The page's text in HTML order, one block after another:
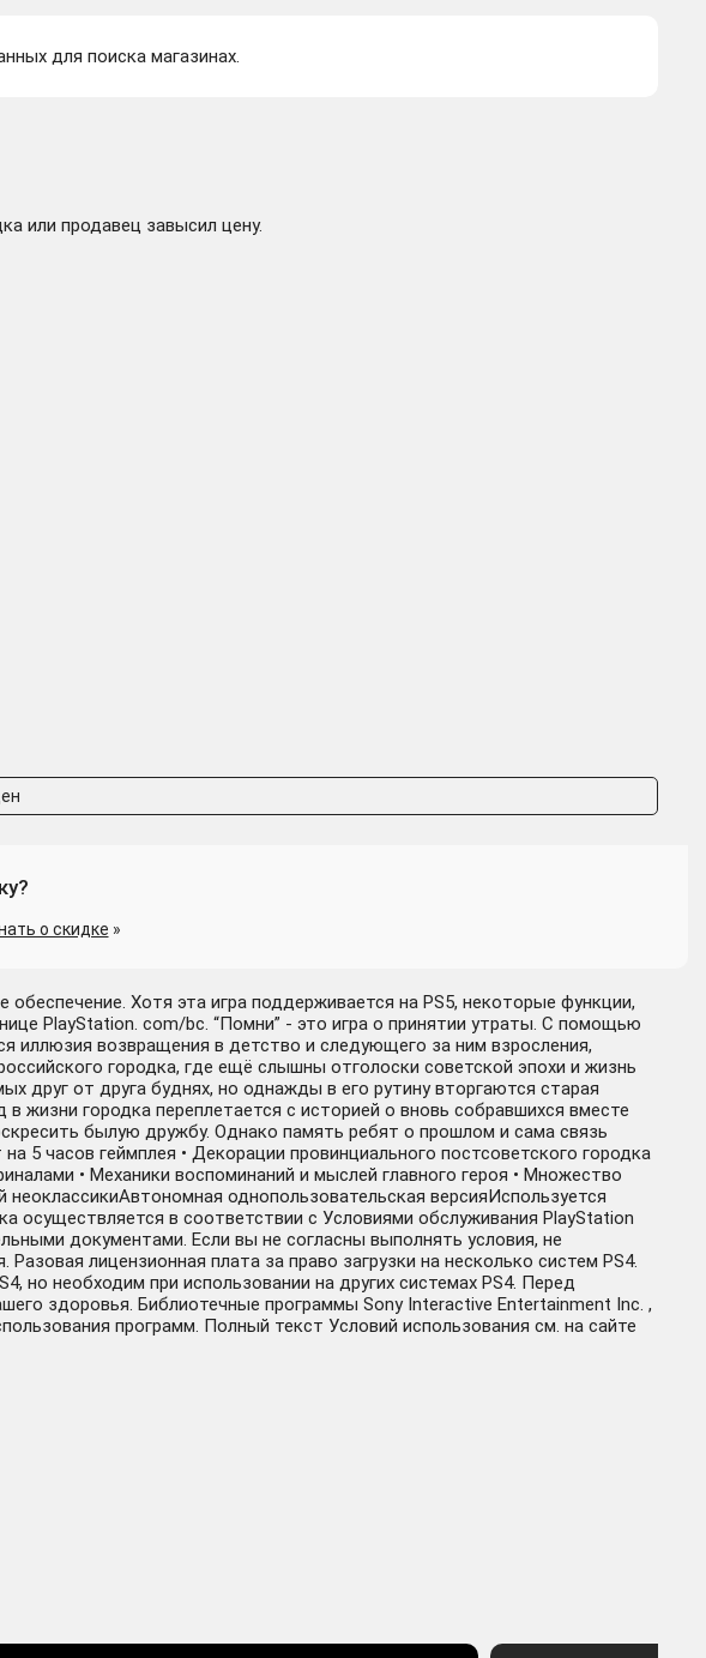
для поиска магазинах.
или продавец завысил цену.
о скидке »
Хотя эта игра поддерживается на PS5, некоторые функции,
PlayStation. com/bc. “Помни” - это игра о принятии утраты. С помощью
иллюзия возвращения в детство и следующего за ним взросления,
городка, где ещё слышны отголоски советской эпохи и жизнь
друг от друга буднях, но однажды в его рутину вторгаются старая
жизни городка переплетается с историей о вновь собравшихся вместе
былую дружбу. Однако память ребят о прошлом и сама связь
5 часов геймплея • Декорации провинциального постсоветского городка
• Механики воспоминаний и мыслей главного героя • Множество
однопользовательская версияИспользуется
осуществляется в соответствии с Условиями обслуживания PlayStation
документами. Если вы не согласны выполнять условия, не
лицензионная плата за право загрузки на несколько систем PS4.
но необходим при использовании на других системах PS4. Перед
здоровья. Библиотечные программы Sony Interactive Entertainment Inc. ,
программ. Полный текст Условий использования см. на сайте